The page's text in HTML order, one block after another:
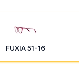
FUXIA 51-16